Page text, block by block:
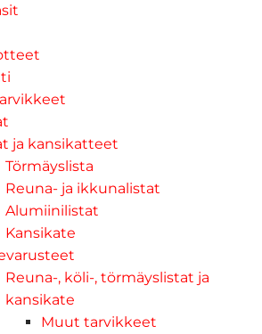
ja kansikatteet
Törmäyslista
Reuna- ja ikkunalistat
Alumiinilistat
Kansikate
Reuna-, köli-, törmäyslistat ja
kansikate
Muut tarvikkeet